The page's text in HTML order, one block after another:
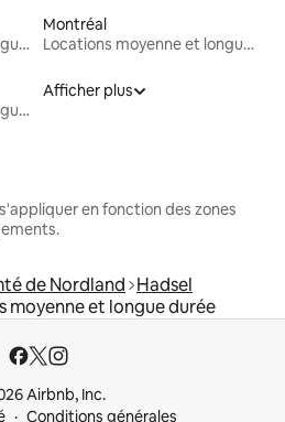
Locations moyenne et longue durée
Montréal
Locations moyenne et longue durée
Locations moyenne et longue durée
Afficher plus
en fonction des zones
de Nordland Hadsel
moyenne et longue durée
Airbnb, Inc.
Conditions générales